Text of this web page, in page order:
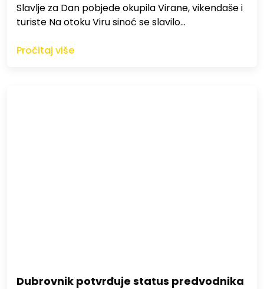
Slavlje za Dan pobjede okupila Virane, vikendaše i
turiste Na otoku Viru sinoć se slavilo…
Pročitaj više
Dubrovnik potvrđuje status predvodnika